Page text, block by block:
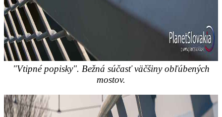
"Vtipné popisky". Bežná súčasť väčšiny obľúbených
mostov.